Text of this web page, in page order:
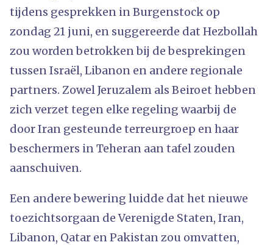
tijdens gesprekken in Burgenstock op
zondag 21 juni, en suggereerde dat Hezbollah
zou worden betrokken bij de besprekingen
tussen Israël, Libanon en andere regionale
partners. Zowel Jeruzalem als Beiroet hebben
zich verzet tegen elke regeling waarbij de
door Iran gesteunde terreurgroep en haar
beschermers in Teheran aan tafel zouden
aanschuiven.
Een andere bewering luidde dat het nieuwe
toezichtsorgaan de Verenigde Staten, Iran,
Libanon, Qatar en Pakistan zou omvatten,